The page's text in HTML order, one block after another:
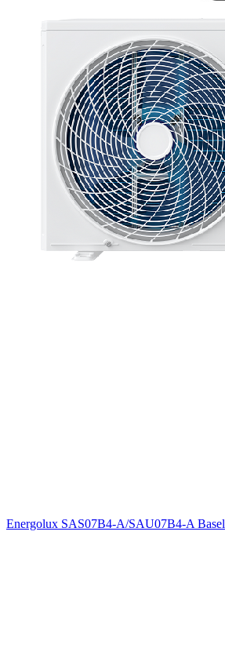
Energolux SAS07B4-A/SAU07B4-A Basel